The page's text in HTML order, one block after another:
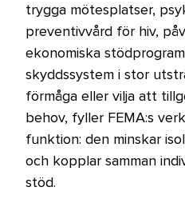
trygga mötesplatser,
preventivvård för hiv,
ekonomiska
skyddssystem i stor
förmåga eller vilja att
behov, fyller FEMA:s
funktion: den minskar
och kopplar samman
stöd.